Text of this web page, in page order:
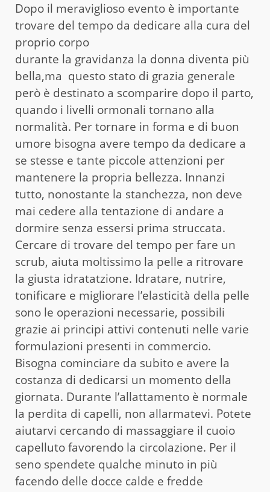
Dopo il meraviglioso evento è importante
trovare del tempo da dedicare alla cura del
proprio corpo
durante la gravidanza la donna diventa più
bella,ma questo stato di grazia generale
però è destinato a scomparire dopo il parto,
quando i livelli ormonali tornano alla
normalità. Per tornare in forma e di buon
umore bisogna avere tempo da dedicare a
se stesse e tante piccole attenzioni per
mantenere la propria bellezza. Innanzi
tutto, nonostante la stanchezza, non deve
mai cedere alla tentazione di andare a
dormire senza essersi prima struccata.
Cercare di trovare del tempo per fare un
scrub, aiuta moltissimo la pelle a ritrovare
la giusta idratatzione. Idratare, nutrire,
tonificare e migliorare l’elasticità della pelle
sono le operazioni necessarie, possibili
grazie ai principi attivi contenuti nelle varie
formulazioni presenti in commercio.
Bisogna cominciare da subito e avere la
costanza di dedicarsi un momento della
giornata. Durante l’allattamento è normale
la perdita di capelli, non allarmatevi. Potete
aiutarvi cercando di massaggiare il cuoio
capelluto favorendo la circolazione. Per il
seno spendete qualche minuto in più
facendo delle docce calde e fredde